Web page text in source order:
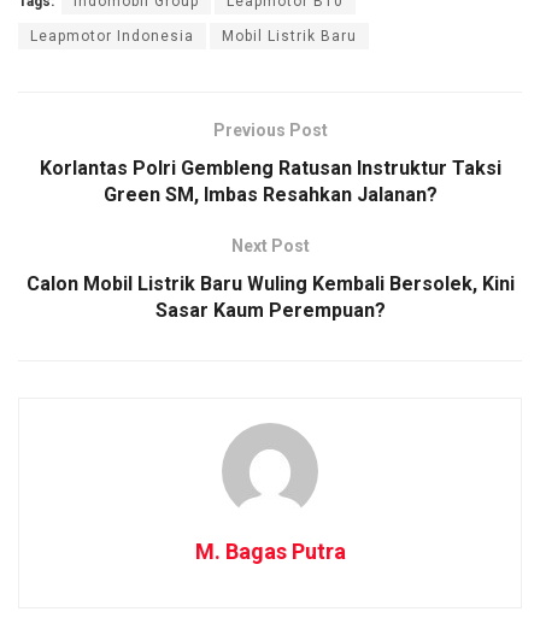
Leapmotor Indonesia Mobil Listrik Baru
Previous Post
Korlantas Polri Gembleng Ratusan Instruktur Taksi
Green SM, Imbas Resahkan Jalanan?
Next Post
Calon Mobil Listrik Baru Wuling Kembali Bersolek, Kini
Sasar Kaum Perempuan?
M. Bagas Putra